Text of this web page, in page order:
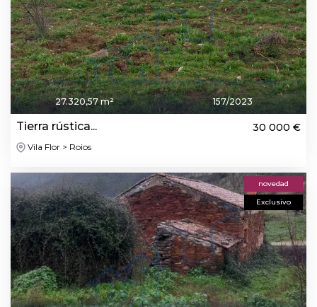
27.320,57 m² 157/2023
Tierra rústica... 30 000 €
Vila Flor > Roios
novedad
Exclusivo